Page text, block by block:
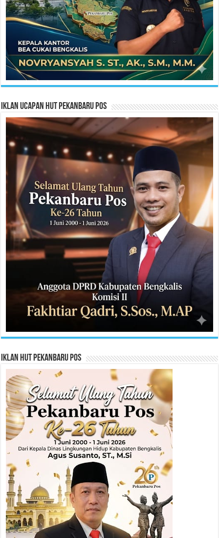
Iklan Ucapan HUT Pekanbaru Pos
Iklan HUT Pekanbaru Pos